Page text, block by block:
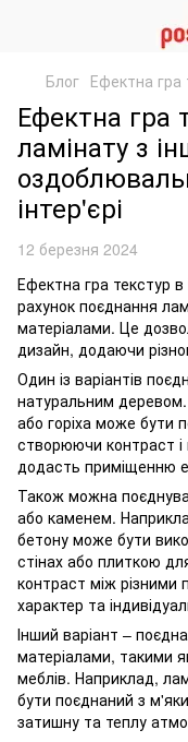
Блог Ефектна гра
Ефектна гра
ламінату з
інтер'єрі
12 березня 2024
Ефектна гра текстур
рахунок поєднання
матеріалами. Це
дизайн, додаючи
Один із варіантів
натуральним
або горіха може бути
створюючи контраст і
додасть приміщенню
Також можна
або каменем.
бетону може бути
стінах або плиткою
контраст між різними
характер та
Інший варіант –
матеріалами, такими
меблів. Наприклад,
бути поєднаний з
затишну та теплу